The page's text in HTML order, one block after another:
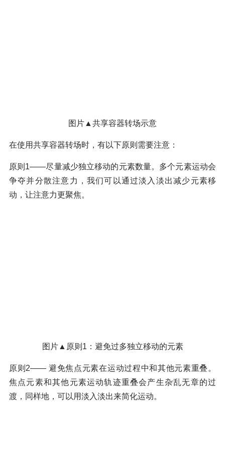
图片▲共享容器转场示意
在使用共享容器转场时，有以下原则需要注意：
原则1——尽量减少独立移动的元素数量。多个元素运动会
争夺并分散注意力，我们可以通过淡入淡出减少元素移
动，让注意力更聚焦。
图片▲原则1：避免过多独立移动的元素
原则2—— 避免焦点元素在运动过程中和其他元素重叠。
焦点元素和其他元素运动轨迹重叠会产生杂乱无章的过
渡，同样地，可以用淡入淡出来简化运动。